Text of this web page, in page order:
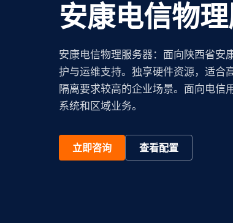
安康电信物
安康电信物理服务器：面向陕西省安
护与运维支持。独享硬件资源，适合
隔离要求较高的企业场景。面向电信
系统和区域业务。
立即咨询 查看配置